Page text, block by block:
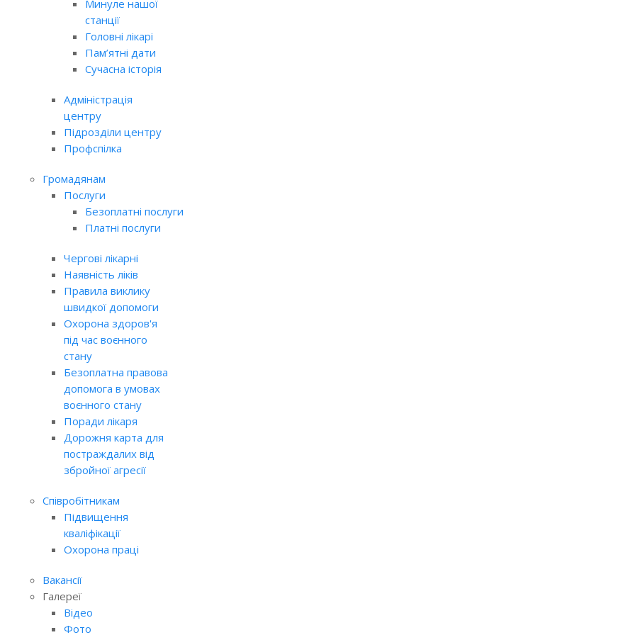
Минуле нашої
станції
Головні лікарі
Пам’ятні дати
Сучасна історія
Адміністрація
центру
Підрозділи центру
Профспілка
Громадянам
Послуги
Безоплатні послуги
Платні послуги
Чергові лікарні
Наявність ліків
Правила виклику
швидкої допомоги
Охорона здоров'я
під час воєнного
стану
Безоплатна правова
допомога в умовах
воєнного стану
Поради лікаря
Дорожня карта для
постраждалих від
збройної агресії
Співробітникам
Підвищення
кваліфікації
Охорона праці
Вакансії
Галереї
Відео
Фото